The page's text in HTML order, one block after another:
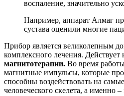
воспаление, значительно
Например, аппарат Алмаг
сустава оценили многие
Прибор является великолепным
комплексного лечения. Действует
магнитотерапии. Во время
магнитные импульсы, которые
способны воздействовать на
человеческого скелета, а именно